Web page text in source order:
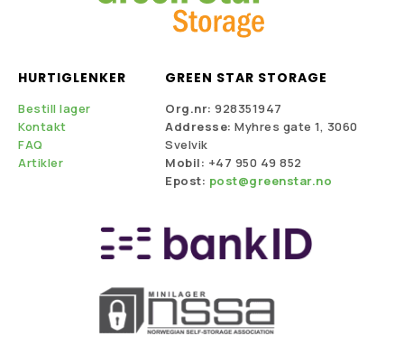
HURTIGLENKER
Bestill lager
Kontakt
FAQ
Artikler
GREEN STAR STORAGE
Org.nr: 928351947
Addresse:Myhres gate 1, 3060
Svelvik
Mobil: +47 950 49 852
Epost: post@greenstar.no